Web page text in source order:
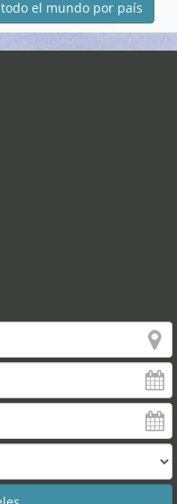
el mundo por país